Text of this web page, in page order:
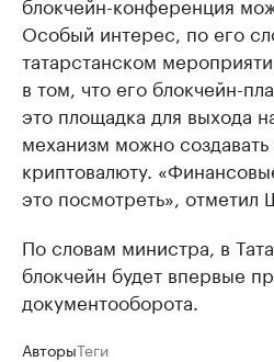
Особый интерес, по его
татарстанском
в том, что его блокчейн-
это площадка для выхода
механизм можно
криптовалюту.
это посмотреть», отметил
По словам министра, в
блокчейн будет впервые
документооборота.
АвторыТеги